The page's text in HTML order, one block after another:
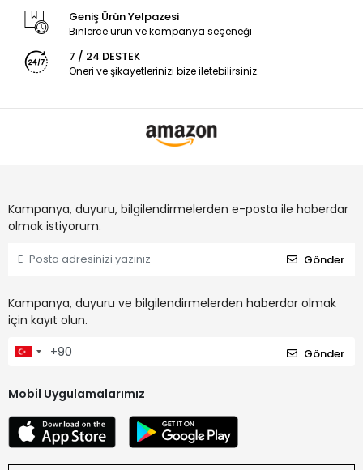
Geniş Ürün Yelpazesi
Binlerce ürün ve kampanya seçeneği
7 / 24 DESTEK
Öneri ve şikayetlerinizi bize iletebilirsiniz.
Kampanya, duyuru, bilgilendirmelerden e-posta ile haberdar
olmak istiyorum.
Gönder
Kampanya, duyuru ve bilgilendirmelerden haberdar olmak
için kayıt olun.
Gönder
Mobil Uygulamalarımız